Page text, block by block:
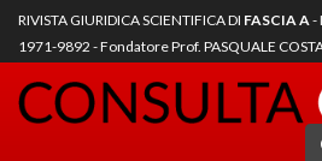
RIVISTA GIURIDICA SCIENTIFICA DI FASCIA A-
1971-9892 - Fondatore Prof. PASQUALE